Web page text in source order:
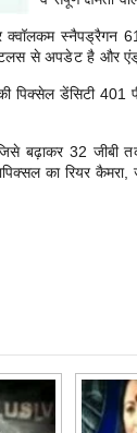
स्नैपड्रैगन
से अपडेट है और
पिक्सेल डेंसिटी 401
बढ़ाकर 32 जीबी
का रियर